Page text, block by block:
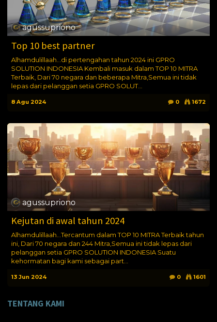
agussupriono
Top 10 best partner
Alhamdulillaah...di pertengahan tahun 2024 ini GPRO
SOLUTION INDONESIA Kembali masuk dalam TOP 10 MITRA
Terbaik, Dari 70 negara dan beberapa Mitra,Semua ini tidak
lepas dari pelanggan setia GPRO SOLUT...
8 Agu 2024 0 1672
agussupriono
Kejutan di awal tahun 2024
Alhamdulillaah...Tercantum dalam TOP 10 MITRA Terbaik tahun
ini, Dari 70 negara dan 244 Mitra,Semua ini tidak lepas dari
pelanggan setia GPRO SOLUTION INDONESIA Suatu
kehormatan bagi kami sebagai part...
13 Jun 2024 0 1601
TENTANG KAMI